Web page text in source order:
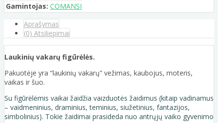
Gamintojas: COMANSI
Aprašymas
(0) Atsiliepimai
Laukinių vakarų figūrėlės.
Pakuotėje yra “laukinių vakarų” vežimas, kaubojus, moteris,
vaikas ir šuo.
Su figūrėlėmis vaikai žaidžia vaizduotės žaidimus (kitaip vadinamus
– vaidmeninius, draminius, teminius, siužetinius, fantazijos,
simbolinius). Tokie žaidimai prasideda nuo antrųjų vaiko gyvenimo